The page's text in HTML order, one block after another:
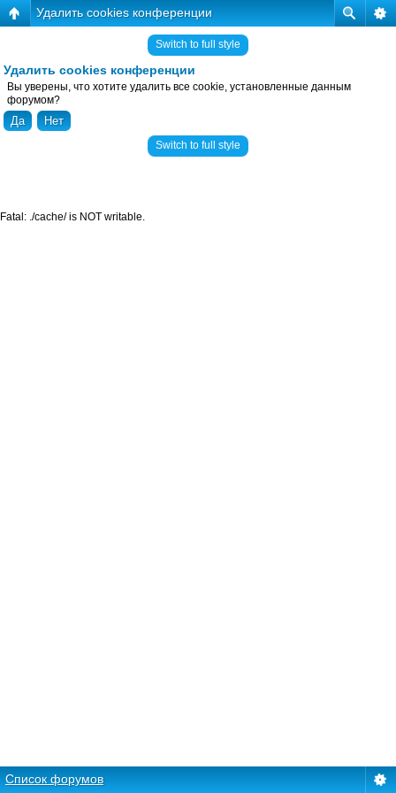
Удалить cookies конференции
Switch to full style
Удалить cookies конференции
Вы уверены, что хотите удалить все cookie, установленные данным
форумом?
Switch to full style
Список форумов
Fatal: ./cache/ is NOT writable.